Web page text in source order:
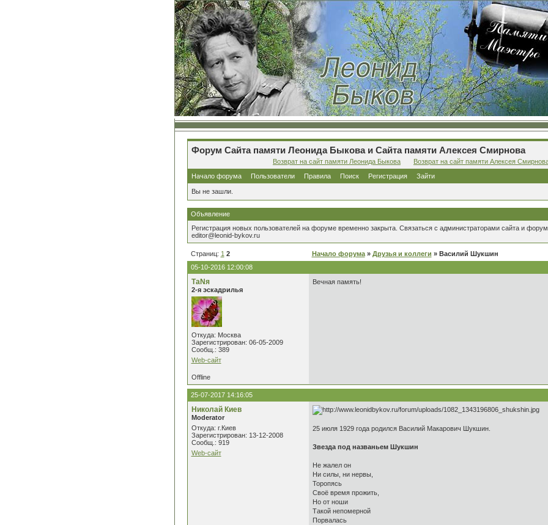
Форум Сайта памяти Леонида Быкова и Сайта памяти Алексея Смирнова
Возврат на сайт памяти Леонида Быкова
Возврат на сайт памяти Алексея
Начало форума
Пользователи Правила Поиск Регистрация Зайти
Вы не зашли.
Объявление
Регистрация новых пользователей на форуме временно закрыта. Связаться с администраторами сайта и
editor@leonid-bykov.ru
Страниц: 1 2 Начало форума» Друзья и коллеги » Василий Шукшин
05-10-2016 12:00:08
ТаNя
2-я эскадрилья
Откуда: Москва
Зарегистрирован: 06-05-2009
Сообщ.: 389
Web-сайт
Вечная память!
Offline
25-07-2017 14:16:05
Николай Киев
Moderator
Откуда: г.Киев
Зарегистрирован: 13-12-2008
Сообщ.: 919
Web-сайт
25 июля 1929 года родился Василий Макарович Шукшин.
Звезда под названьем Шукшин
Не жалел он
Ни силы, ни нервы,
Торопясь
Своё время прожить,
Но от ноши
Такой непомерной
Порвалась